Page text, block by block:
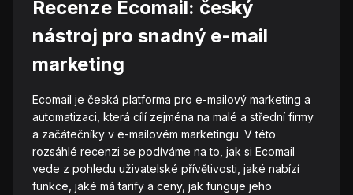
Recenze Ecomail: český
nástroj pro snadný e-mail
marketing
Ecomail je česká platforma pro e-mailový marketing a
automatizaci, která cílí zejména na malé a střední firmy
a začátečníky v e-mailovém marketingu. V této
rozsáhlé recenzi se podíváme na to, jak si Ecomail
vede z pohledu uživatelské přívětivosti, jaké nabízí
funkce, jaké má tarify a ceny, jak funguje jeho